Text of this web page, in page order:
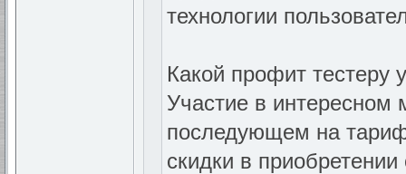
технологии
Какой профит тестеру
Участие в интересном
последующем на
скидки в